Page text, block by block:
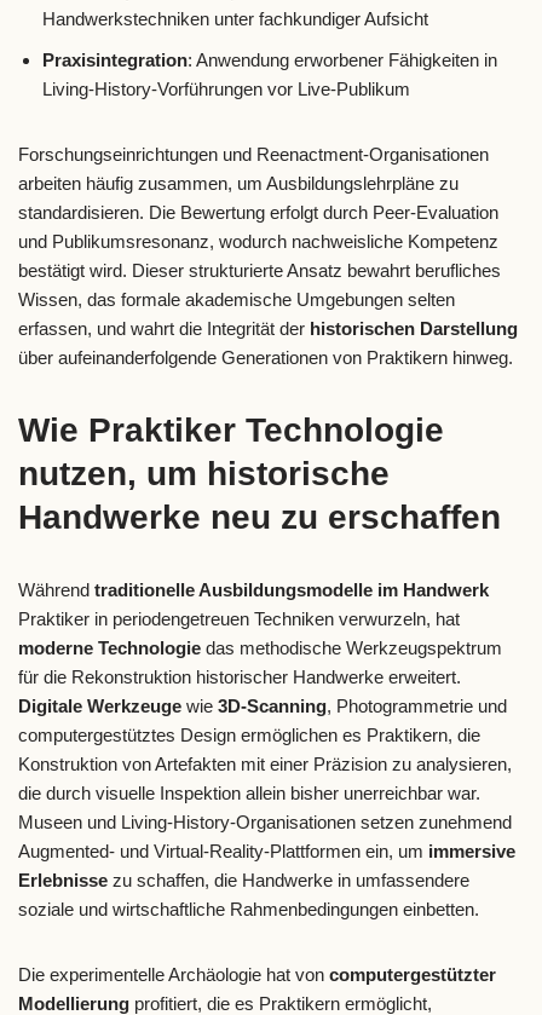
Handwerkstechniken unter fachkundiger Aufsicht
Praxisintegration: Anwendung erworbener Fähigkeiten in
Living-History-Vorführungen vor Live-Publikum
Forschungseinrichtungen und Reenactment-Organisationen
arbeiten häufig zusammen, um Ausbildungslehrpläne zu
standardisieren. Die Bewertung erfolgt durch Peer-Evaluation
und Publikumsresonanz, wodurch nachweisliche Kompetenz
bestätigt wird. Dieser strukturierte Ansatz bewahrt berufliches
Wissen, das formale akademische Umgebungen selten
erfassen, und wahrt die Integrität der historischen Darstellung
über aufeinanderfolgende Generationen von Praktikern hinweg.
Wie Praktiker Technologie
nutzen, um historische
Handwerke neu zu erschaffen
Während traditionelle Ausbildungsmodelle im Handwerk
Praktiker in periodengetreuen Techniken verwurzeln, hat
moderne Technologie das methodische Werkzeugspektrum
für die Rekonstruktion historischer Handwerke erweitert.
Digitale Werkzeuge wie 3D-Scanning, Photogrammetrie und
computergestütztes Design ermöglichen es Praktikern, die
Konstruktion von Artefakten mit einer Präzision zu analysieren,
die durch visuelle Inspektion allein bisher unerreichbar war.
Museen und Living-History-Organisationen setzen zunehmend
Augmented- und Virtual-Reality-Plattformen ein, um immersive
Erlebnisse zu schaffen, die Handwerke in umfassendere
soziale und wirtschaftliche Rahmenbedingungen einbetten.
Die experimentelle Archäologie hat von computergestützter
Modellierung profitiert, die es Praktikern ermöglicht,